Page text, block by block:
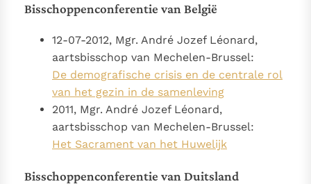
Bisschoppenconferentie van België
12-07-2012, Mgr. André Jozef Léonard,
aartsbisschop van Mechelen-Brussel:
De demografische crisis en de centrale rol
van het gezin in de samenleving
2011, Mgr. André Jozef Léonard,
aartsbisschop van Mechelen-Brussel:
Het Sacrament van het Huwelijk
Bisschoppenconferentie van Duitsland